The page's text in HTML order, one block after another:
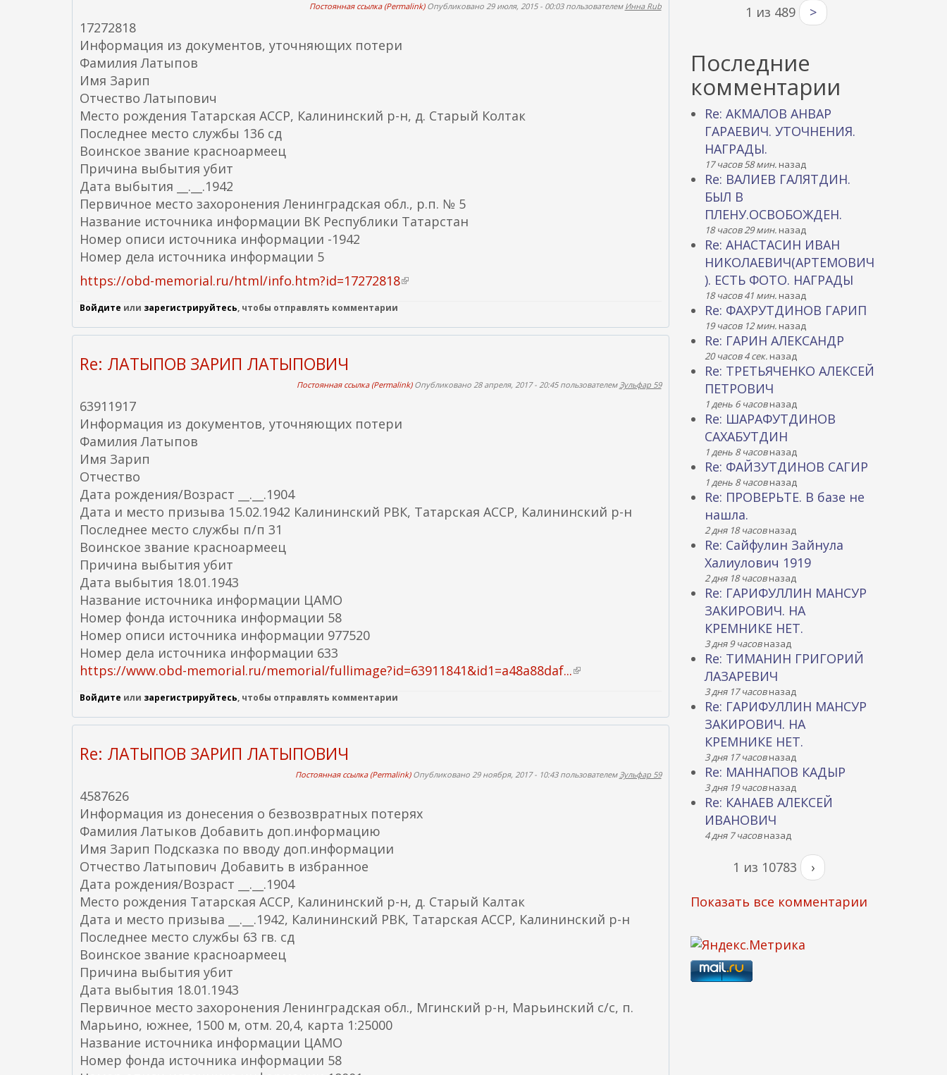
Постоянная ссылка (Permalink)Опубликовано 29 июля, 2015 - 00:03 пользователем Инна Rub
17272818
Информация из документов, уточняющих потери
Фамилия Латыпов
Имя Зарип
Отчество Латыпович
Место рождения Татарская АССР, Калининский р-н, д. Старый Колтак
Последнее место службы 136 сд
Воинское звание красноармеец
Причина выбытия убит
Дата выбытия __.__.1942
Первичное место захоронения Ленинградская обл., р.п. № 5
Название источника информации ВК Республики Татарстан
Номер описи источника информации -1942
Номер дела источника информации 5
https://obd-memorial.ru/html/info.htm?id=17272818(
е
я
с
а
Войдите или зарегистрируйтесь, чтобы отправлять комментарии
Re: ЛАТЫПОВ ЗАРИП ЛАТЫПОВИЧ
Постоянная ссылка (Permalink)Опубликовано 28 апреля, 2017 - 20:45 пользователемЗульфар 59
63911917
Информация из документов, уточняющих потери
Фамилия Латыпов
Имя Зарип
Отчество
Дата рождения/Возраст __.__.1904
Дата и место призыва 15.02.1942 Калининский РВК, Татарская АССР, Калининский р-н
Последнее место службы п/п 31
Воинское звание красноармеец
Причина выбытия убит
Дата выбытия 18.01.1943
Название источника информации ЦАМО
Номер фонда источника информации 58
Номер описи источника информации 977520
Номер дела источника информации 633
https://www.obd-memorial.ru/memorial/fullimage?id=63911841&id1=a48a88daf...(
е
я
)
Войдите или зарегистрируйтесь, чтобы отправлять комментарии
Re: ЛАТЫПОВ ЗАРИП ЛАТЫПОВИЧ
Постоянная ссылка (Permalink)Опубликовано 29 ноября, 2017 - 10:43 пользователемЗульфар 59
4587626
Информация из донесения о безвозвратных потерях
Фамилия Латыков Добавить доп.информацию
Имя Зарип Подсказка по вводу доп.информации
Отчество Латыпович Добавить в избранное
Дата рождения/Возраст __.__.1904
Место рождения Татарская АССР, Калининский р-н, д. Старый Калтак
Дата и место призыва __.__.1942, Калининский РВК, Татарская АССР, Калининский р-н
Последнее место службы 63 гв. сд
Воинское звание красноармеец
Причина выбытия убит
Дата выбытия 18.01.1943
Первичное место захоронения Ленинградская обл., Мгинский р-н, Марьинский с/с, п.
Марьино, южнее, 1500 м, отм. 20,4, карта 1:25000
Название источника информации ЦАМО
Номер фонда источника информации 58
1 из 489 >
Последние
комментарии
Re: АКМАЛОВ АНВАР
ГАРАЕВИЧ. УТОЧНЕНИЯ.
НАГРАДЫ.
17 часов 58 мин.назад
Re: ВАЛИЕВ ГАЛЯТДИН.
БЫЛ В
ПЛЕНУ.ОСВОБОЖДЕН.
18 часов 29 мин.назад
Re: АНАСТАСИН ИВАН
НИКОЛАЕВИЧ(АРТЕМОВИЧ
). ЕСТЬ ФОТО. НАГРАДЫ
18 часов 41 мин.назад
Re: ФАХРУТДИНОВ ГАРИП
19 часов 12 мин.назад
Re: ГАРИН АЛЕКСАНДР
20 часов 4 сек.назад
Re: ТРЕТЬЯЧЕНКО АЛЕКСЕЙ
ПЕТРОВИЧ
1 день 6 часовназад
Re: ШАРАФУТДИНОВ
САХАБУТДИН
1 день 8 часовназад
Re: ФАЙЗУТДИНОВ САГИР
1 день 8 часовназад
Re: ПРОВЕРЬТЕ. В базе не
нашла.
2 дня 18 часовназад
Re: Сайфулин Зайнула
Халиулович 1919
2 дня 18 часовназад
Re: ГАРИФУЛЛИН МАНСУР
ЗАКИРОВИЧ. НА
КРЕМНИКЕ НЕТ.
3 дня 9 часовназад
Re: ТИМАНИН ГРИГОРИЙ
ЛАЗАРЕВИЧ
3 дня 17 часовназад
Re: ГАРИФУЛЛИН МАНСУР
ЗАКИРОВИЧ. НА
КРЕМНИКЕ НЕТ.
3 дня 17 часовназад
Re: МАННАПОВ КАДЫР
3 дня 19 часовназад
Re: КАНАЕВ АЛЕКСЕЙ
ИВАНОВИЧ
4 дня 7 часовназад
1 из 10783 ›
Показать все комментарии